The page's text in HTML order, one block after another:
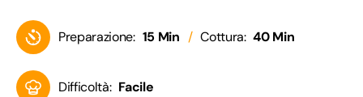
Preparazione: 15 Min Cottura: 40 Min
Difficoltà: Facile